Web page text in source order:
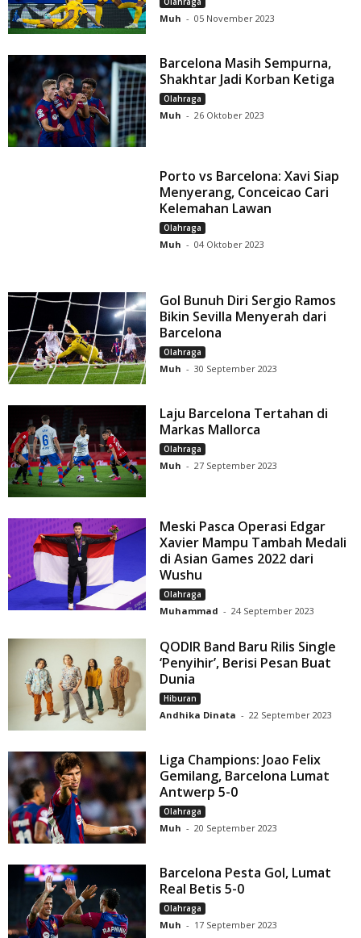
Muh - 05 November 2023
Barcelona Masih Sempurna,
Shakhtar Jadi Korban Ketiga
Olahraga
Muh - 26 Oktober 2023
Porto vs Barcelona: Xavi Siap
Menyerang, Conceicao Cari
Kelemahan Lawan
Olahraga
Muh - 04 Oktober 2023
Gol Bunuh Diri Sergio Ramos
Bikin Sevilla Menyerah dari
Barcelona
Olahraga
Muh - 30 September 2023
Laju Barcelona Tertahan di
Markas Mallorca
Olahraga
Muh - 27 September 2023
Meski Pasca Operasi Edgar
Xavier Mampu Tambah Medali
di Asian Games 2022 dari
Wushu
Olahraga
Muhammad - 24 September 2023
QODIR Band Baru Rilis Single
‘Penyihir’, Berisi Pesan Buat
Dunia
Hiburan
Andhika Dinata - 22 September 2023
Liga Champions: Joao Felix
Gemilang, Barcelona Lumat
Antwerp 5-0
Olahraga
Muh - 20 September 2023
Barcelona Pesta Gol, Lumat
Real Betis 5-0
Olahraga
Muh - 17 September 2023